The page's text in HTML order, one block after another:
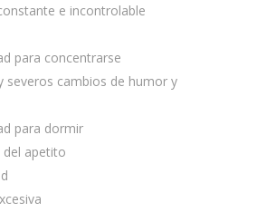
e incontrolable
para concentrarse
severos cambios de humor y
para dormir
del apetito